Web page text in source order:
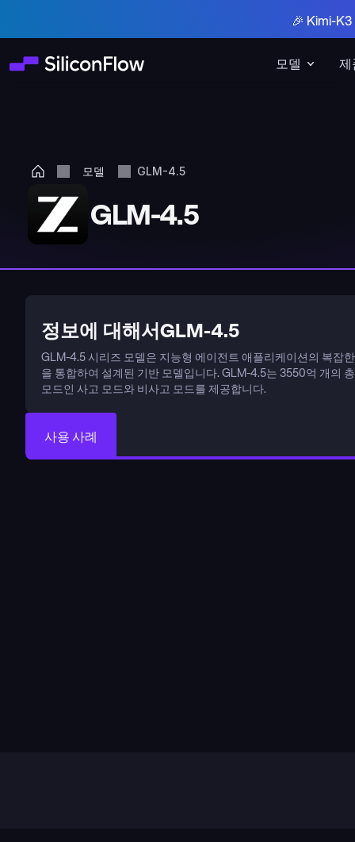
모델 제
🎉 Kimi-
모델 GLM-4.5
GLM-4.5
정보에 대해서GLM-4.5
GLM-4.5 시리즈 모델은 지능형 에이전트 애플리케이션의 복잡
을 통합하여 설계된 기반 모델입니다. GLM-4.5는 3550억 개의
모드인 사고 모드와 비사고 모드를 제공합니다.
사용 사례